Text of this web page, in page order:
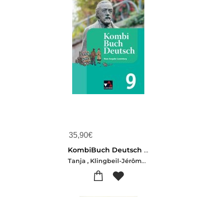
35,90€
KombiBuch Deutsch Luxemburg 9 - neu
Tanja , Klingbeil-Jérôme , Schaul-Liliane , Staus-Stéphanie , Konnen-Rolande , Linden-Christiane , Schmitz-Ursula , Spichale-Mady , Weydert-Sophie , Engel-Christiane , Hamen-Muriel , Meyers